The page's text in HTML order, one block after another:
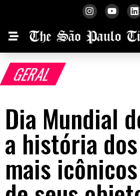
GERAL
Dia Mundial
a história
mais